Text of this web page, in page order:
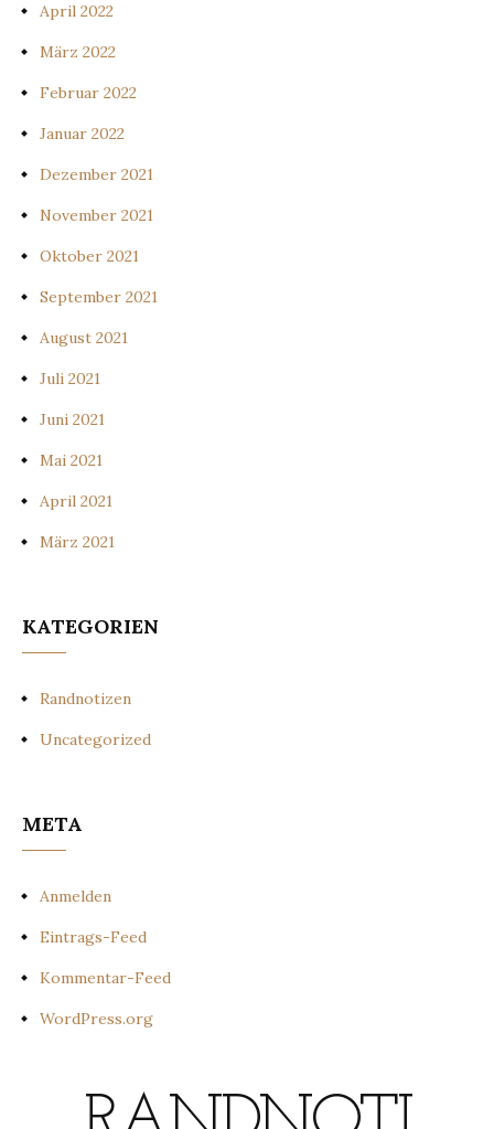
April 2022
März 2022
Februar 2022
Januar 2022
Dezember 2021
November 2021
Oktober 2021
September 2021
August 2021
Juli 2021
Juni 2021
Mai 2021
April 2021
März 2021
KATEGORIEN
Randnotizen
Uncategorized
META
Anmelden
Eintrags-Feed
Kommentar-Feed
WordPress.org